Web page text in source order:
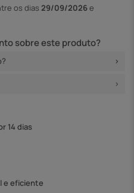
os dias 29/09/2026e
sobre este produto?
14 dias
e eficiente